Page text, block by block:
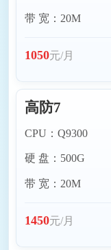
带 宽：20M
1050元/月
高防7
CPU：Q9300
硬 盘：500G
带 宽：20M
1450元/月